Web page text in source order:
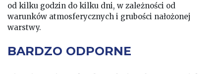
od kilku godzin do kilku dni, w zależności od
warunków atmosferycznych i grubości nałożonej
warstwy.
BARDZO ODPORNE